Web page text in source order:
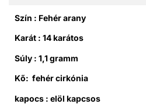
Szín : Fehér arany
Karát : 14 karátos
Súly : 1,1 gramm
Kő: fehér cirkónia
kapocs : elöl kapcsos